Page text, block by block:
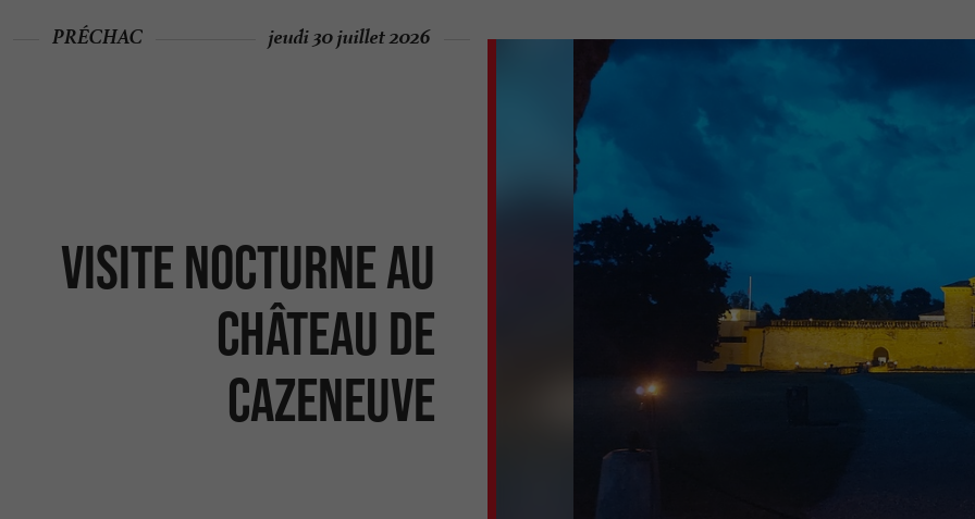
Visite nocturne au
Château de
Cazeneuve
PRÉCHAC jeudi 30 juillet 2026